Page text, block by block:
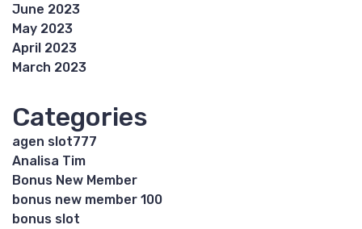
June 2023
May 2023
April 2023
March 2023
Categories
agen slot777
Analisa Tim
Bonus New Member
bonus new member 100
bonus slot